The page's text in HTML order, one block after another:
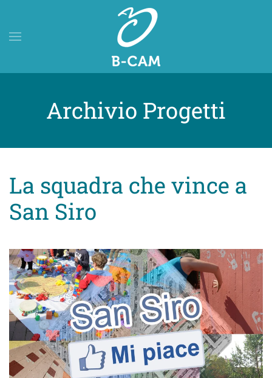
Archivio Progetti
La squadra che vince a
San Siro